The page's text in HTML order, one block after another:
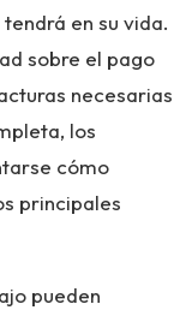
en su vida.
sobre el pago
necesarias
los
cómo
principales
pueden